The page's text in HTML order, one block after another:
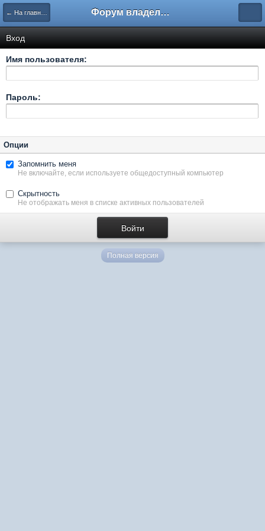
← На главную Форум владельцев интернет-магазинов
Вход
Имя пользователя:
Пароль:
Опции
Запомнить меня
Не включайте, если используете общедоступный компьютер
Скрытность
Не отображать меня в списке активных пользователей
Полная версия